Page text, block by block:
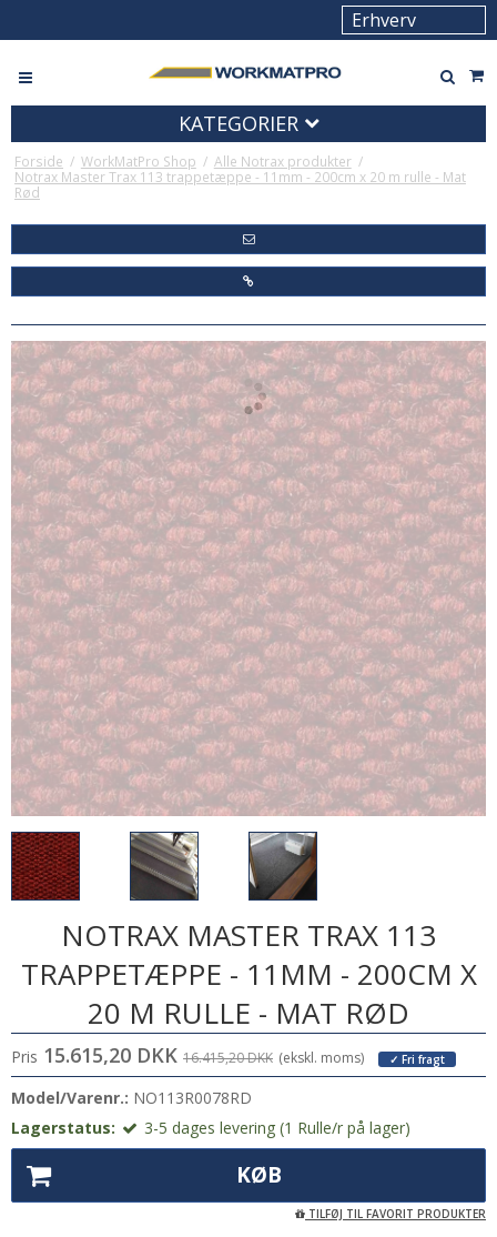
KATEGORIER
Forside / WorkMatPro Shop / Alle Notrax produkter /
Notrax Master Trax 113 trappetæppe - 11mm - 200cm x 20 m rulle - Mat
Rød
NOTRAX MASTER TRAX 113
TRAPPETÆPPE - 11MM - 200CM X
20 M RULLE - MAT RØD
Pris 15.615,20 DKK 16.415,20 DKK (ekskl. moms) ✓ Fri fragt
Model/Varenr.: NO113R0078RD
Lagerstatus:
3-5 dages levering (1 Rulle/r på lager)
KØB
TILFØJ TIL FAVORIT PRODUKTER